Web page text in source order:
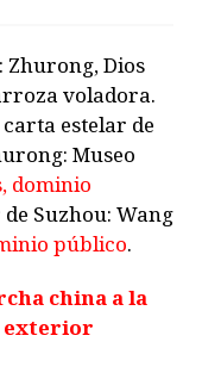
Zhurong, Dios
voladora.
estelar de
Museo
dominio
Suzhou: Wang
público.
china a la
exterior